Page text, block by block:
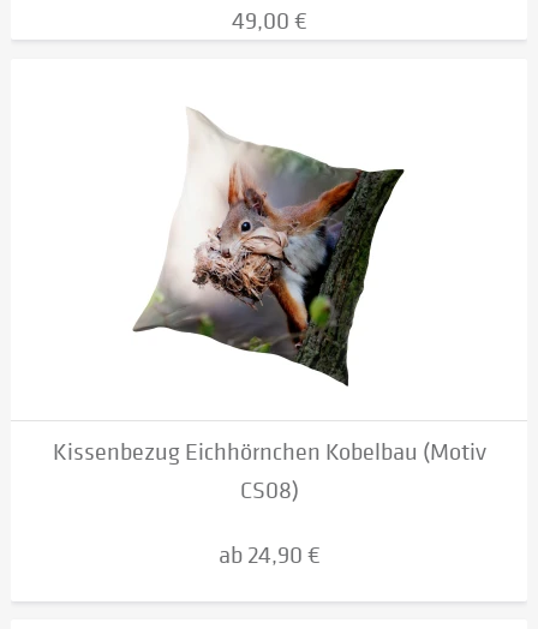
49,00 €
Kissenbezug Eichhörnchen Kobelbau (Motiv
CS08)
ab 24,90 €